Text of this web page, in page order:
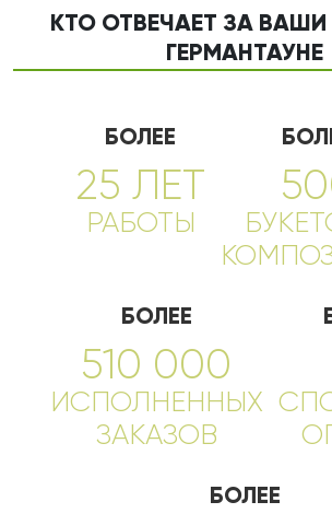
КТО ОТВЕЧАЕТ ЗА ВАШИ
ГЕРМАНТАУНЕ
БОЛЕЕ
25 ЛЕТ
РАБОТЫ
БОЛЕЕ
510 000
ИСПОЛНЕННЫХ
ЗАКАЗОВ
БОЛЕЕ